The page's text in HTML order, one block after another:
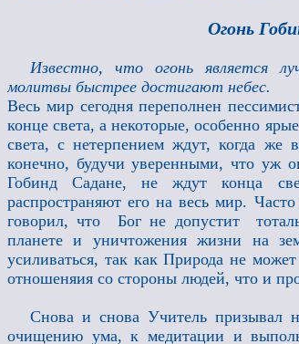
Огонь
Известно, что огонь является
молитвы быстрее достигают небес.
Весь мир сегодня переполнен
конце света, а некоторые, особенно
света, с нетерпением ждут, когда же
конечно, будучи уверенными, что уж
Гобинд Садане, не ждут конца
распространяют его на весь мир.
говорил, что Бог не допустит
планете и уничтожения жизни на
усиливаться, так как Природа не
отношеняия со стороны людей, что и
Снова и снова Учитель
очищению ума, к медитации и